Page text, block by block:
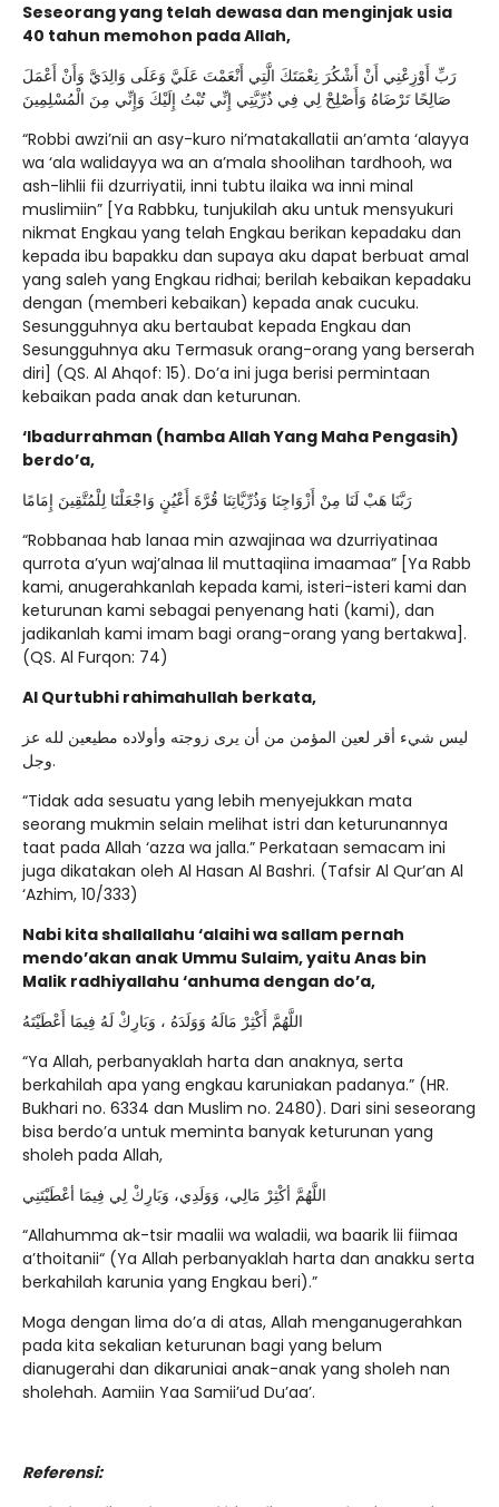
Seseorang yang telah dewasa dan menginjak usia
40 tahun memohon pada Allah,
رَبِّ أَوْزِعْنِي أَنْ أَشْكُرَ نِعْمَتَكَ الَّتِي أَنْعَمْتَ عَلَيَّ وَعَلَى وَالِدَيَّ وَأَنْ أَعْمَلَ
صَالِحًا تَرْضَاهُ وَأَصْلِحْ لِي فِي ذُرِّيَّتِي إِنِّي تُبْتُ إِلَيْكَ وَإِنِّي مِنَ الْمُسْلِمِينَ
“Robbi awzi’nii an asy-kuro ni’matakallatii an’amta ‘alayya
wa ‘ala walidayya wa an a’mala shoolihan tardhooh, wa
ash-lihlii fii dzurriyatii, inni tubtu ilaika wa inni minal
muslimiin” [Ya Rabbku, tunjukilah aku untuk mensyukuri
nikmat Engkau yang telah Engkau berikan kepadaku dan
kepada ibu bapakku dan supaya aku dapat berbuat amal
yang saleh yang Engkau ridhai; berilah kebaikan kepadaku
dengan (memberi kebaikan) kepada anak cucuku.
Sesungguhnya aku bertaubat kepada Engkau dan
Sesungguhnya aku Termasuk orang-orang yang berserah
diri] (QS. Al Ahqof: 15). Do’a ini juga berisi permintaan
kebaikan pada anak dan keturunan.
‘Ibadurrahman (hamba Allah Yang Maha Pengasih)
berdo’a,
رَبَّنَا هَبْ لَنَا مِنْ أَزْوَاجِنَا وَذُرِّيَّاتِنَا قُرَّةَ أَعْيُنٍ وَاجْعَلْنَا لِلْمُتَّقِينَ إِمَامًا
“Robbanaa hab lanaa min azwajinaa wa dzurriyatinaa
qurrota a’yun waj’alnaa lil muttaqiina imaamaa” [Ya Rabb
kami, anugerahkanlah kepada kami, isteri-isteri kami dan
keturunan kami sebagai penyenang hati (kami), dan
jadikanlah kami imam bagi orang-orang yang bertakwa].
(QS. Al Furqon: 74)
Al Qurtubhi rahimahullah berkata,
ليس شيء أقر لعين المؤمن من أن يرى زوجته وأولاده مطيعين لله عز
وجل.
“Tidak ada sesuatu yang lebih menyejukkan mata
seorang mukmin selain melihat istri dan keturunannya
taat pada Allah ‘azza wa jalla.” Perkataan semacam ini
juga dikatakan oleh Al Hasan Al Bashri. (Tafsir Al Qur’an Al
‘Azhim, 10/333)
Nabi kita shallallahu ‘alaihi wa sallam pernah
mendo’akan anak Ummu Sulaim, yaitu Anas bin
Malik radhiyallahu ‘anhuma dengan do’a,
اللَّهُمَّ أَكْثِرْ مَالَهُ وَوَلَدَهُ ، وَبَارِكْ لَهُ فِيمَا أَعْطَيْتَهُ
“Ya Allah, perbanyaklah harta dan anaknya, serta
berkahilah apa yang engkau karuniakan padanya.” (HR.
Bukhari no. 6334 dan Muslim no. 2480). Dari sini seseorang
bisa berdo’a untuk meminta banyak keturunan yang
sholeh pada Allah,
اللَّهُمَّ أكْثِرْ مَالِي، وَوَلَدِي، وَبَارِكْ لِي فِيمَا أعْطَيْتَنِي
“Allahumma ak-tsir maalii wa waladii, wa baarik lii fiimaa
a’thoitanii“ (Ya Allah perbanyaklah harta dan anakku serta
berkahilah karunia yang Engkau beri).”
Moga dengan lima do’a di atas, Allah menganugerahkan
pada kita sekalian keturunan bagi yang belum
dianugerahi dan dikaruniai anak-anak yang sholeh nan
sholehah. Aamiin Yaa Samii’ud Du’aa’.
Referensi: